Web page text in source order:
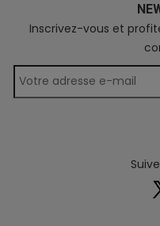
Inscrivez-vous et